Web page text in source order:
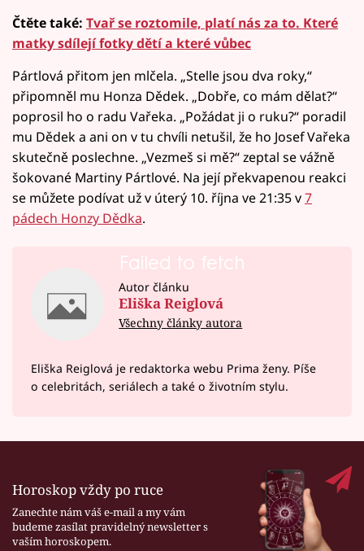
Čtěte také: Tvař se roztomile, platí nás za to. Které
matky sdílejí fotky dětí a které vůbec
Pártlová přitom jen mlčela. „Stelle jsou dva roky,“
připomněl mu Honza Dědek. „Dobře, co mám dělat?“
poprosil ho o radu Vařeka. „Požádat ji o ruku?“ poradil
mu Dědek a ani on v tu chvíli netušil, že ho Josef Vařeka
skutečně poslechne. „Vezmeš si mě?“ zeptal se vážně
šokované Martiny Pártlové. Na její překvapenou reakci
se můžete podívat už v úterý 10. října ve 21:35 v7
pádech Honzy Dědka.
Failed to fetch
Autor článku
Eliška Reiglová
Všechny články autora
Eliška Reiglová je redaktorka webu Prima ženy. Píše
o celebritách, seriálech a také o životním stylu.
Horoskop vždy po ruce
Zanechte nám váš e-mail a my vám
budeme zasílat pravidelný newsletter s
vaším horoskopem.